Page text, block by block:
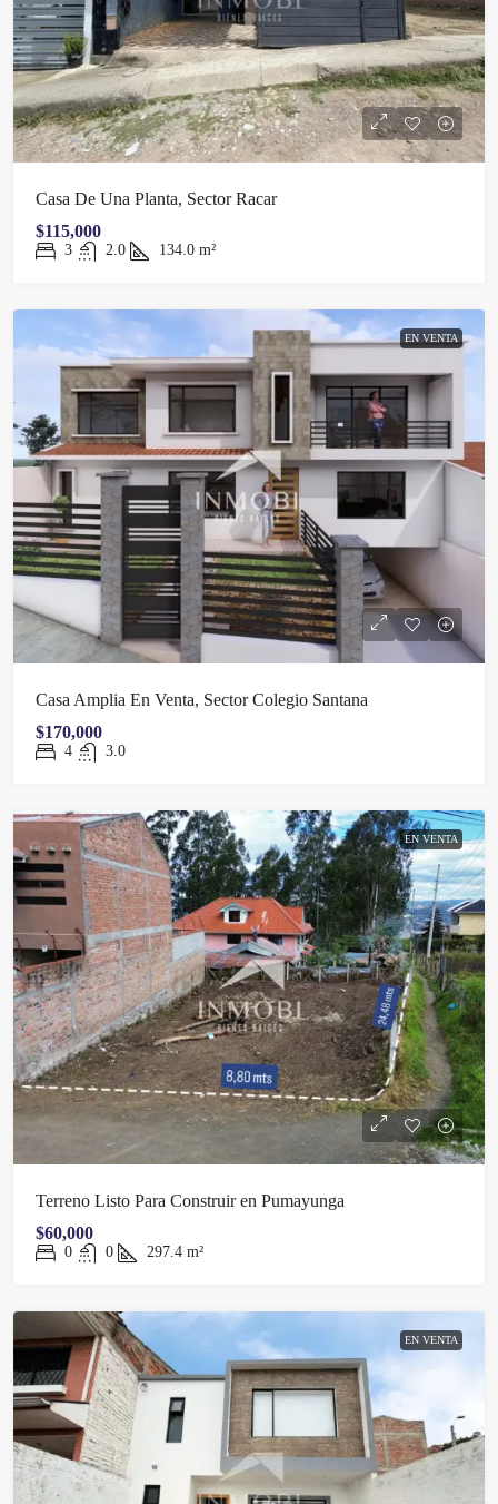
Casa De Una Planta, Sector Racar
$115,000
3 2.0 134.0 m²
EN VENTA
Casa Amplia En Venta, Sector Colegio Santana
$170,000
4 3.0
EN VENTA
Terreno Listo Para Construir en Pumayunga
$60,000
0 0 297.4 m²
EN VENTA